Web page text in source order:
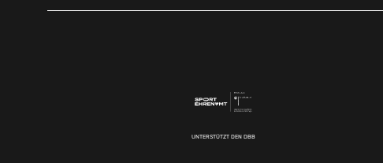
UNTERSTÜTZT DEN DBB